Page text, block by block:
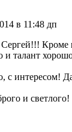
в 11:48 дп
Сергей!!! Кроме
талант
с интересом!
и светлого!